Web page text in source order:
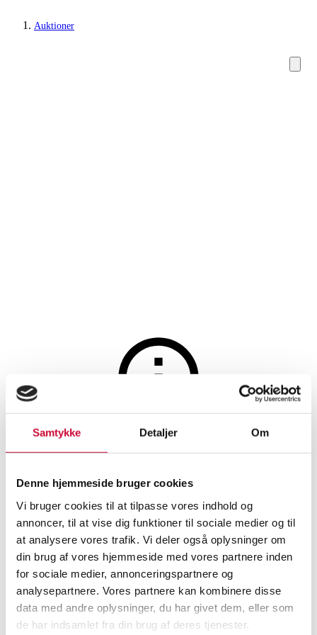
Samtykke Detaljer Om
Denne hjemmeside bruger cookies
Vi bruger cookies til at tilpasse vores indhold og
annoncer, til at vise dig funktioner til sociale medier og til
at analysere vores trafik. Vi deler også oplysninger om
din brug af vores hjemmeside med vores partnere inden
for sociale medier, annonceringspartnere og
analysepartnere. Vores partnere kan kombinere disse
data med andre oplysninger, du har givet dem, eller som
de har indsamlet fra din brug af deres tjenester.
Auktioner
Armbånd
Auktionen er afsluttet
(7)
SHOWROOM
København
VURDERING
DKK 1.500
VARENUMMER
6549796
Beskrivelse